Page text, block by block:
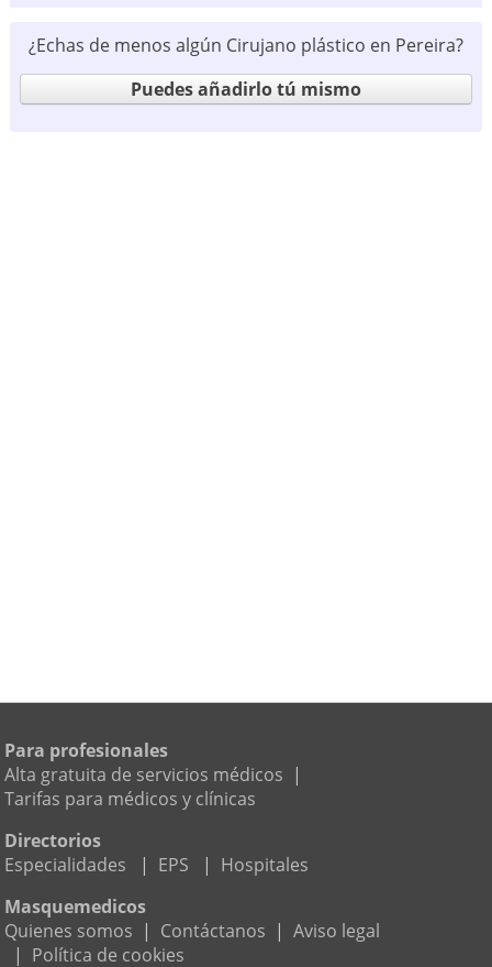
¿Echas de menos algún Cirujano plástico en Pereira?
Puedes añadirlo tú mismo
Para profesionales
Alta gratuita de servicios médicos |
Tarifas para médicos y clínicas
Directorios
Especialidades
| EPS | Hospitales
Masquemedicos
Quienes somos | Contáctanos | Aviso legal
| Política de cookies